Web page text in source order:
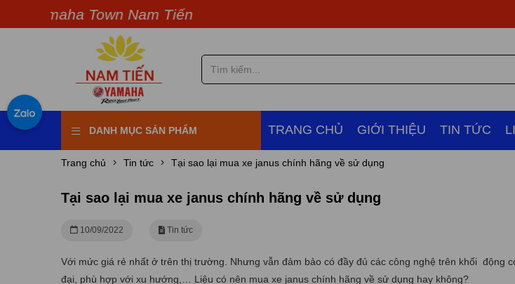
Town Nam Tiến
DANH MỤC SẢN PHẨM TRANG CHỦ GIỚI THIỆU TIN TỨC
Trang chủ Tin tức Tại sao lại mua xe janus chính hãng về sử dụng
Tại sao lại mua xe janus chính hãng về sử dụng
10/09/2022 Tin tức
Với mức giá rẻ nhất ở trên thị trường. Nhưng vẫn đảm bảo có đầy đủ các công nghệ trên khối động
đại, phù hợp với xu hướng,… Liệu có nên mua xe janus chính hãng về sử dụng hay không?